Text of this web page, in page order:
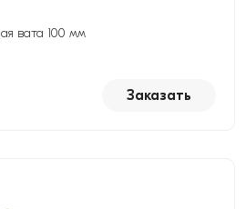
вата 100 мм
Заказать